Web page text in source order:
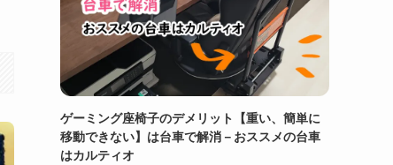
ゲーミング座椅子のデメリット【重い、簡単に
移動できない】は台車で解消－おススメの台車
はカルティオ